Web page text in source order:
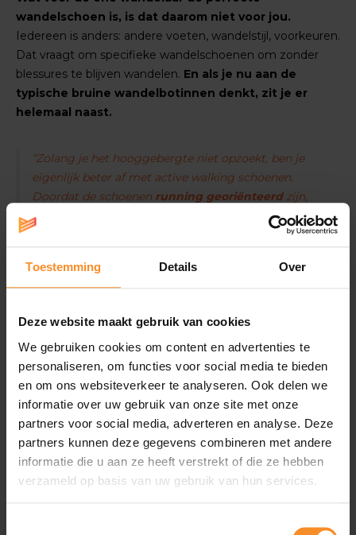
Toestemming Details Over
Deze website maakt gebruik van cookies
We gebruiken cookies om content en advertenties te
personaliseren, om functies voor social media te bieden
en om ons websiteverkeer te analyseren. Ook delen we
informatie over uw gebruik van onze site met onze
partners voor social media, adverteren en analyse. Deze
partners kunnen deze gegevens combineren met andere
informatie die u aan ze heeft verstrekt of die ze hebben
verzameld op basis van uw gebruik van hun services.
wandelschoen is, is dat daarom niet voor jou.
Iedereen is anders: andere voeten, wandelstijl, voorkeuren.
Dat vraagt om specifieke wandelschoenen om zonder
blessures te blijven wandelen. En als je nu aan de
typische bruine wandelbotinnen denkt, zit je er
helemaal naast.
“Zolang je het hooggebergte niet opzoekt, ben je
eigenlijk beter af met active walking schoenen.
Doordat de schoenen running georiënteerdzijn,
bieden ze meer
aan rug en knieën” zegt Eddy
D’hondt, de aankoopverantwoordelijke van Runners’
De active walking schoenen die jij nodig hebt, zijn afgeleid
voelen een paklichteraan je voeten. En ook niet
onbelangrijk: ze zien erstijlvolleruit.
“Bij Runners’ lab hebben we een uitgebreid aanbod
active walking schoenen waaronder ook
waterafstotende (GTX). Ook de hoge schoenen, in
vakjargon spreekt men van ‘Mid’ schoenen, vind je bij
ons. Ze beschermen tegen plassen, hoog gras en
zorgen voor meerstevigheid en stabiliteit. Dat laatste